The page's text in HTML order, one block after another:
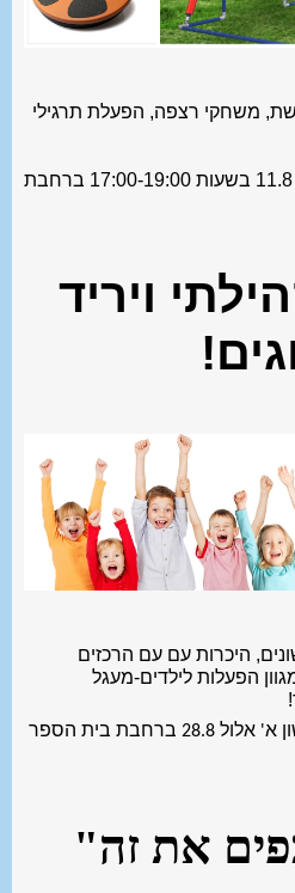
משחקי רצפה, הפעלת תרגילי
הפעילות תתקיים יום חמישי 11.8 בשעות 17:00-19:00 ברחבת
ויריד
היכרות עם עם הרכזים
הפעלות לילדים-מעגל
שריינו את התאריך! יום ראשון א' אלול 28.8 ברחבת בית הספר
את זה"